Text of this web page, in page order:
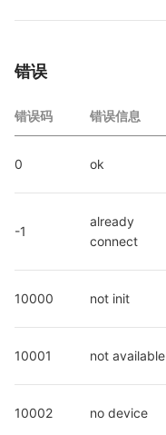
错误
错误码 错误信息
0 ok
-1
already
connect
10000 not init
10001 not available
10002 no device